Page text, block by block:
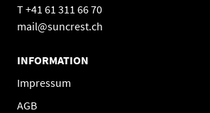
T +41 61 311 66 70
mail@suncrest.ch
INFORMATION
Impressum
AGB